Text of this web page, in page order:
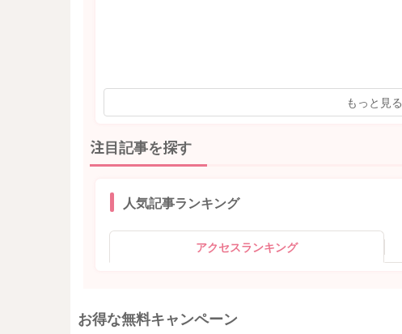
もっと見る
注目記事を探す
人気記事ランキング
アクセスランキング
お得な無料キャンペーン